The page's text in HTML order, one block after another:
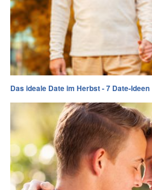
Das ideale Date im Herbst - 7 Date-Ideen